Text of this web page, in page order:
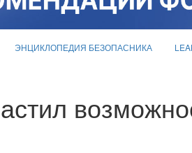
ЭНЦИКЛОПЕДИЯ БЕЗОПАСНИКА